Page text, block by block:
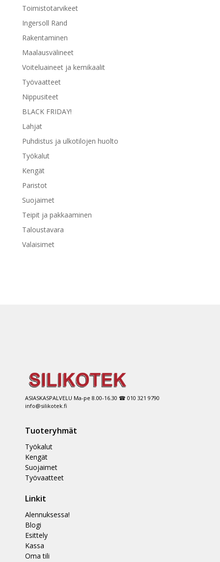
Toimistotarvikeet
Ingersoll Rand
Rakentaminen
Maalausvälineet
Voiteluaineet ja kemikaalit
Työvaatteet
Nippusiteet
BLACK FRIDAY!
Lahjat
Puhdistus ja ulkotilojen huolto
Työkalut
Kengät
Paristot
Suojaimet
Teipit ja pakkaaminen
Taloustavara
Valaisimet
ASIASKASPALVELU Ma-pe 8.00-16.30 ☎ 010 321 9790
info@silikotek.fi
Tuoteryhmät
Työkalut
Kengät
Suojaimet
Työvaatteet
Linkit
Alennuksessa!
Blogi
Esittely
Kassa
Oma tili